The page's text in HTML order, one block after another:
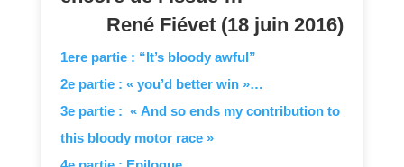
René Fiévet (18 juin 2016)
1ere partie : “It’s bloody awful”
2e partie : « you’d better win »…
3e partie : « And so ends my contribution to
this bloody motor race »